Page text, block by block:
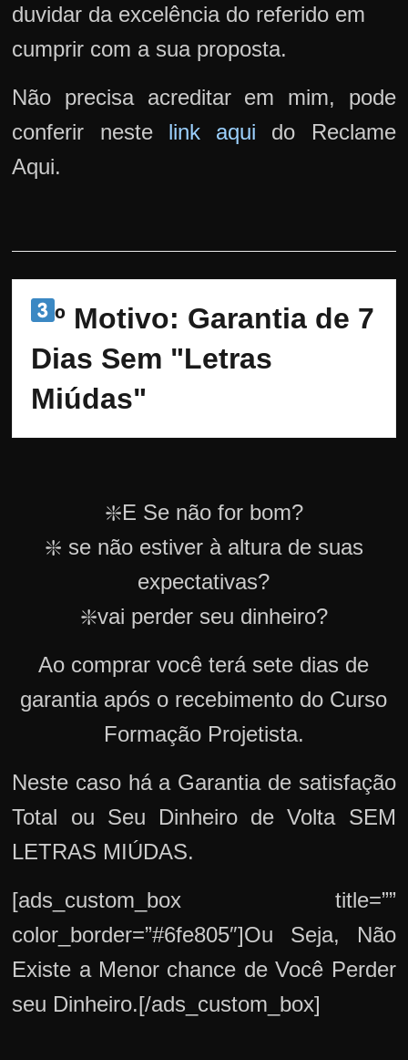
duvidar da excelência do referido em
cumprir com a sua proposta.
Não precisa acreditar em mim, pode
conferir neste link aqui do Reclame
Aqui.
º Motivo: Garantia de 7
Dias Sem "Letras
Miúdas"
❇️E Se não for bom?
❇️ se não estiver à altura de suas
expectativas?
❇️vai perder seu dinheiro?
Ao comprar você terá sete dias de
garantia após o recebimento do Curso
Formação Projetista.
Neste caso há a Garantia de satisfação
Total ou Seu Dinheiro de Volta SEM
LETRAS MIÚDAS.
[ads_custom_box title=””
color_border=”#6fe805″]Ou Seja, Não
Existe a Menor chance de Você Perder
seu Dinheiro.[/ads_custom_box]